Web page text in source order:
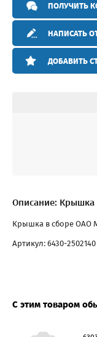
ПОЛУЧИТЬ
НАПИСАТЬ
ДОБАВИТЬ
Описание: Крышка
Крышка в сборе ОАО
Артикул: 6430-2502140
С этим товаром